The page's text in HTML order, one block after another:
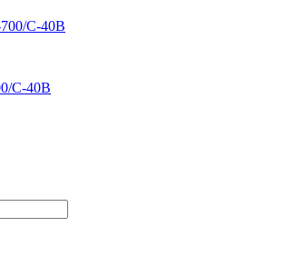
C-40B